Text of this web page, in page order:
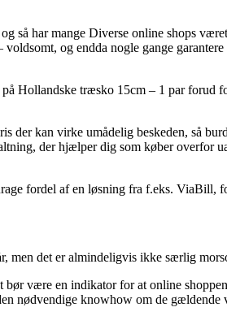
så har mange Diverse online shops
og endda nogle gange garantere
Hollandske træsko 15cm – 1 par forud
der kan virke umådelig beskeden, så
der hjælper dig som køber overfor
fordel af en løsning fra f.eks. ViaBill,
men det er almindeligvis ikke særlig
være en indikator for at online
nødvendige knowhow om de gældende